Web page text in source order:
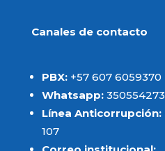
Canales de contacto
PBX:+57 607 6059370
Whatsapp:
Línea Anticorrupción:
107